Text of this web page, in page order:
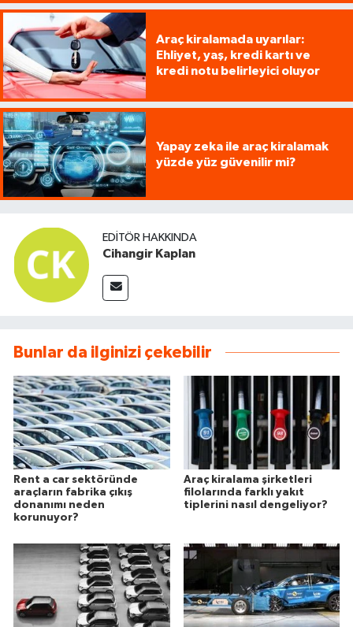
Araç kiralamada uyarılar:
Ehliyet, yaş, kredi kartı ve
kredi notu belirleyici oluyor
Yapay zeka ile araç kiralamak
yüzde yüz güvenilir mi?
EDITÖR HAKKINDA
Cihangir Kaplan
Bunlar da ilginizi çekebilir
Rent a car sektöründe
araçların fabrika çıkış
donanımı neden
korunuyor?
Araç kiralama şirketleri
filolarında farklı yakıt
tiplerini nasıl dengeliyor?